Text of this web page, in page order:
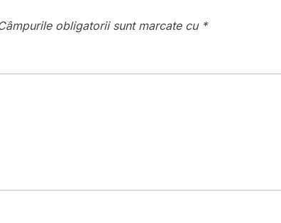
obligatorii sunt marcate cu *